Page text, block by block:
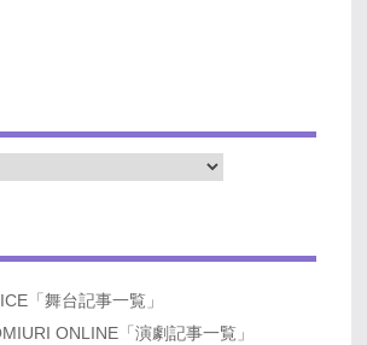
「舞台記事一覧」
ONLINE「演劇記事一覧」